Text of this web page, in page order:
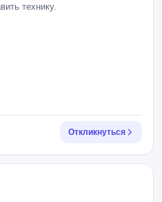
технику.
Откликнуться